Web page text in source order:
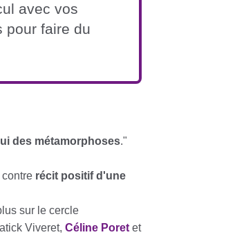
avec vos
pour faire du
des métamorphoses."
récit positif d'une
sur le cercle
Viveret, Céline Poret et